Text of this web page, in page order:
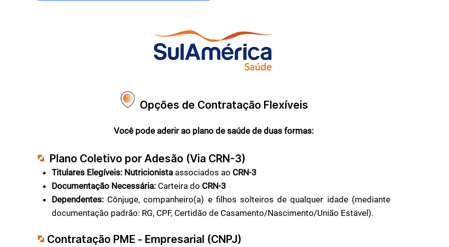
Opções de Contratação Flexíveis
Você pode aderir ao plano de saúde de duas formas:
Plano Coletivo por Adesão (Via CRN-3)
Titulares Elegíveis: Nutricionistaassociados ao CRN-3
Documentação Necessária:Carteira do CRN-3
Dependentes:Cônjuge, companheiro(a) e filhos solteiros de qualquer idade (mediante
documentação padrão: RG, CPF, Certidão de Casamento/Nascimento/União Estável).
Contratação PME - Empresarial (CNPJ)